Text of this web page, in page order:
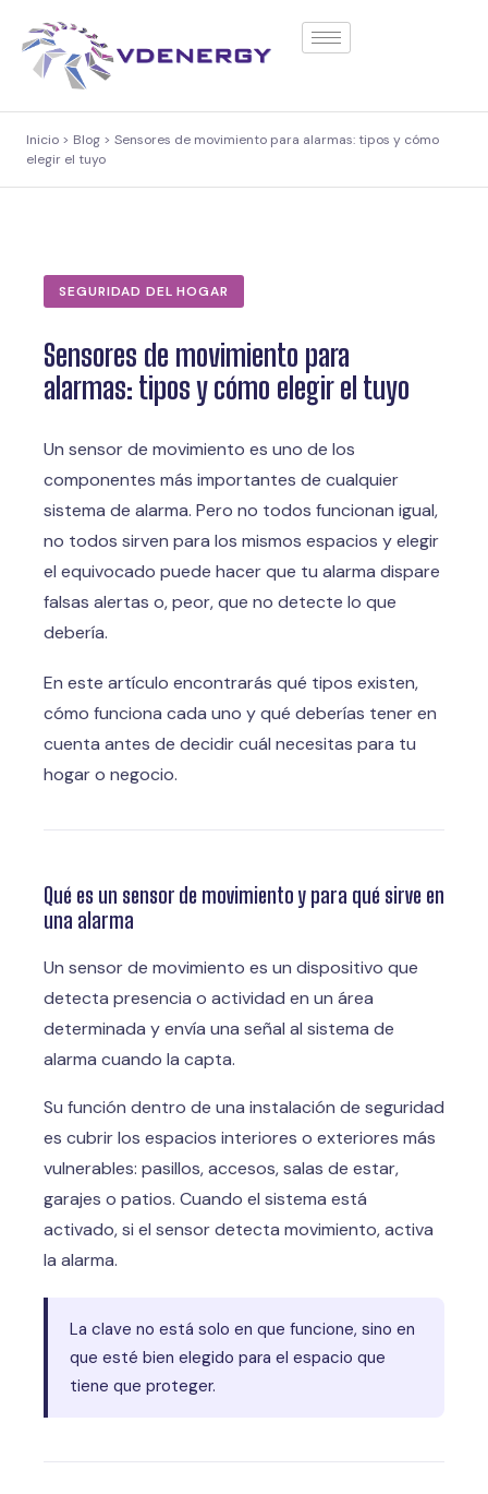
Inicio > Blog > Sensores de movimiento para alarmas: tipos y cómo
elegir el tuyo
SEGURIDAD DEL HOGAR
Sensores de movimiento para
alarmas: tipos y cómo elegir el tuyo
Un sensor de movimiento es uno de los
componentes más importantes de cualquier
sistema de alarma. Pero no todos funcionan igual,
no todos sirven para los mismos espacios y elegir
el equivocado puede hacer que tu alarma dispare
falsas alertas o, peor, que no detecte lo que
debería.
En este artículo encontrarás qué tipos existen,
cómo funciona cada uno y qué deberías tener en
cuenta antes de decidir cuál necesitas para tu
hogar o negocio.
Qué es un sensor de movimiento y para qué sirve en
una alarma
Un sensor de movimiento es un dispositivo que
detecta presencia o actividad en un área
determinada y envía una señal al sistema de
alarma cuando la capta.
Su función dentro de una instalación de seguridad
es cubrir los espacios interiores o exteriores más
vulnerables: pasillos, accesos, salas de estar,
garajes o patios. Cuando el sistema está
activado, si el sensor detecta movimiento, activa
la alarma.
La clave no está solo en que funcione, sino en
que esté bien elegido para el espacio que
tiene que proteger.